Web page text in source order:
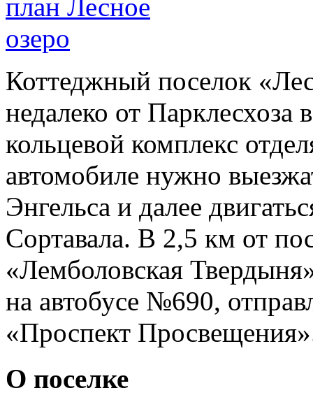
Коттеджный поселок
недалеко от
кольцевой комплекс
автомобиле нужно
Энгельса и далее
Сортавала. В 2,5 км от
«Лемболовская
на автобусе №690,
«Проспект
О поселке